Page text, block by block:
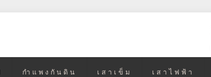
กำแพงกันดิน เสาเข็ม เสาไฟฟ้า